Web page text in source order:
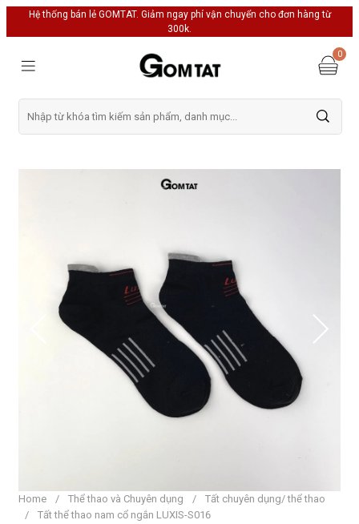
Hệ thống bán lẻ GOMTAT. Giảm ngay phí vận chuyển cho đơn hàng từ
300k.
0
Home / Thể thao và Chuyên dụng /
Tất chuyên dụng/ thể thao
/
Tất thể thao nam cổ ngắn LUXIS-S016